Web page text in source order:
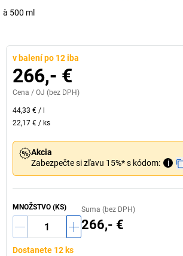
à 500 ml
v balení po 12 iba
266,- €
Cena / OJ (bez DPH)
44,33 € /
22,17 € / ks
Akcia
Zabezpečte si zľavu 15%* s kódom:
i
MNOŽSTVO (KS) Suma (bez DPH)
266,- €
Dostanete 12 ks